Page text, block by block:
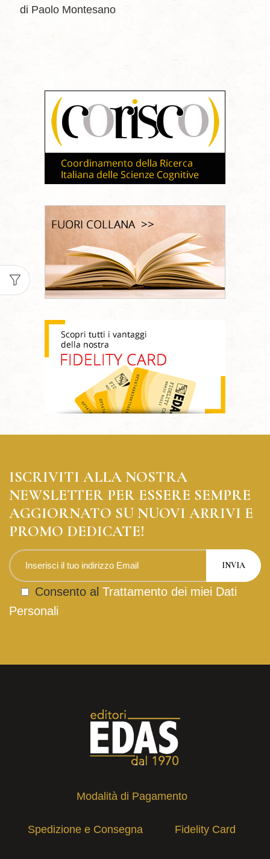
di Paolo Montesano
ISCRIVITI ALLA NOSTRA
NEWSLETTER PER ESSERE SEMPRE
AGGIORNATO SU NUOVI ARRIVI E
PROMO DEDICATE!
Consento al Trattamento dei miei Dati
Personali
Modalità di Pagamento
Spedizione e Consegna Fidelity Card